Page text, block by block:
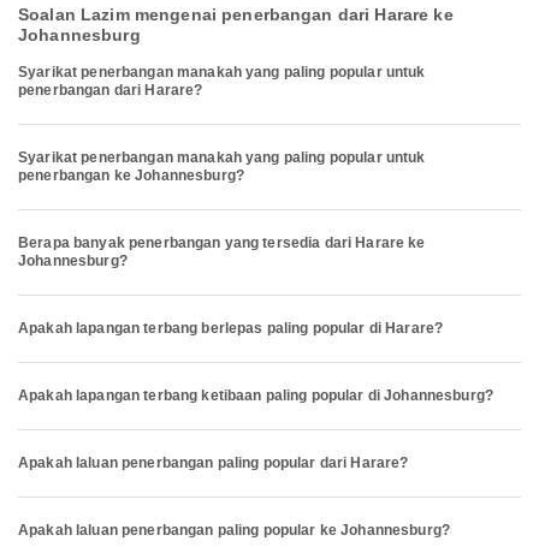
Soalan Lazim mengenai penerbangan dari Harare ke
Johannesburg
Syarikat penerbangan manakah yang paling popular untuk
penerbangan dari Harare?
Syarikat penerbangan manakah yang paling popular untuk
penerbangan ke Johannesburg?
Berapa banyak penerbangan yang tersedia dari Harare ke
Johannesburg?
Apakah lapangan terbang berlepas paling popular di Harare?
Apakah lapangan terbang ketibaan paling popular di Johannesburg?
Apakah laluan penerbangan paling popular dari Harare?
Apakah laluan penerbangan paling popular ke Johannesburg?